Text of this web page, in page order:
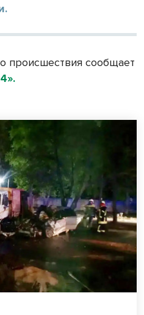
происшествия сообщает